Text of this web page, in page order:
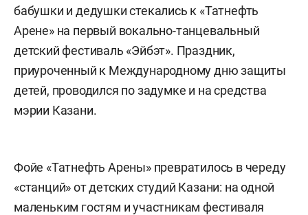
бабушки и дедушки стекались к «Татнефть
Арене» на первый вокально-танцевальный
детский фестиваль «Эйбэт». Праздник,
приуроченный к Международному дню защиты
детей, проводился по задумке и на средства
мэрии Казани.
Фойе «Татнефть Арены» превратилось в череду
«станций» от детских студий Казани: на одной
маленьким гостям и участникам фестиваля